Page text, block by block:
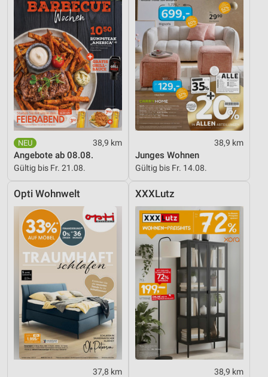
38,9 km
Angebote ab 08.08.
Gültig bis Fr. 21.08.
38,9 km
Junges Wohnen
Gültig bis Fr. 14.08.
Opti Wohnwelt
37,8 km
XXXLutz
38,9 km